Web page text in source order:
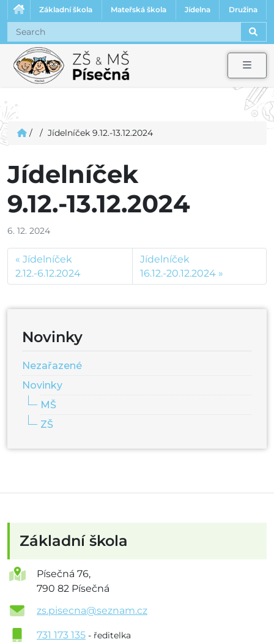
Základní škola Mateřská škola Jídelna Družina
/ / Jídelníček 9.12.-13.12.2024
Jídelníček
9.12.-13.12.2024
6. 12. 2024
Jídelníček
2.12.-6.12.2024
Jídelníček
16.12.-20.12.2024
Novinky
Nezařazené
Novinky
MŠ
ZŠ
Základní škola
Písečná 76,
790 82 Písečná
zs.pisecna@seznam.cz
731 173 135 - ředitelka